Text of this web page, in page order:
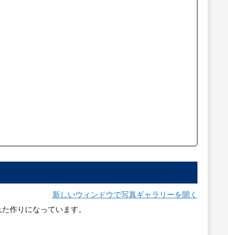
新しいウィンドウで写真ギャラリーを開く
作りになっています。